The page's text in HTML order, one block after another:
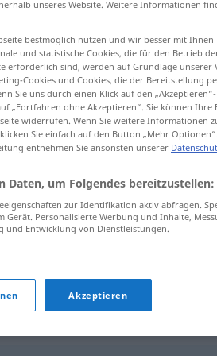
UMG
unseres Website. Weitere Informationen
bestmöglich nutzen und wir besser mit Ihnen
und statistische Cookies, die für den Betrieb
erforderlich sind, werden auf Grundlage unserer
Cookies und Cookies, die der Bereitstellung
Sie uns durch einen Klick auf den
„Fortfahren ohne Akzeptieren“. Sie können
widerrufen. Wenn Sie weitere Informationen
Sie einfach auf den Button „Mehr
entnehmen Sie ansonsten unserer
Daten, um Folgendes bereitzustellen:
zur Identifikation aktiv abfragen.
Personalisierte Werbung und Inhalte,
Entwicklung von Dienstleistungen.
Akzeptieren